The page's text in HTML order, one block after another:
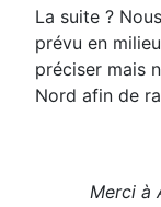
La suite ?
prévu en
préciser mais
Nord afin de
Merci à